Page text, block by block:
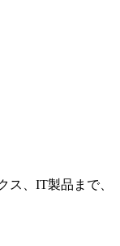
ス、IT製品まで、